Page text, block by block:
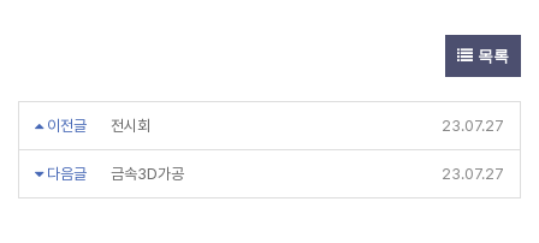
목록
이전글 전시회 23.07.27
다음글 금속3D가공 23.07.27